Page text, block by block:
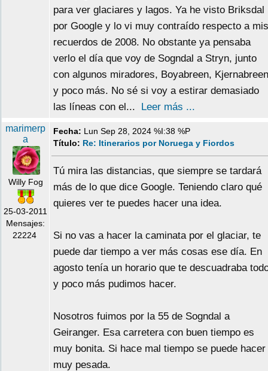
para ver glaciares y lagos. Ya he visto Briksdal
por Google y lo vi muy contraído respecto a mis
recuerdos de 2008. No obstante ya pensaba
verlo el día que voy de Sogndal a Stryn, junto
con algunos miradores, Boyabreen, Kjernabreen
y poco más. No sé si voy a estirar demasiado
las líneas con el... Leer más ...
marimerp
a
Willy Fog
25-03-2011
Mensajes:
22224
Fecha: Lun Sep 28, 2024 %I:38 %P
Título: Re: Itinerarios por Noruega y Fiordos
Tú mira las distancias, que siempre se tardará
más de lo que dice Google. Teniendo claro qué
quieres ver te puedes hacer una idea.
Si no vas a hacer la caminata por el glaciar, te
puede dar tiempo a ver más cosas ese día. En
agosto tenía un horario que te descuadraba
y poco más pudimos hacer.
Nosotros fuimos por la 55 de Sogndal a
Geiranger. Esa carretera con buen tiempo es
muy bonita. Si hace mal tiempo se puede hacer
muy pesada.